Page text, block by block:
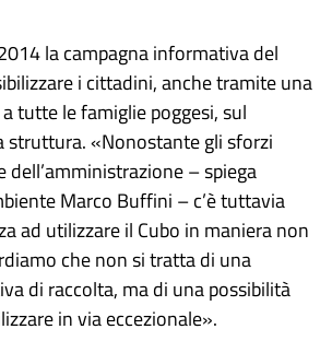
la campagna informativa del
i cittadini, anche tramite una
tutte le famiglie poggesi, sul
struttura. «Nonostante gli sforzi
dell’amministrazione – spiega
Marco Buffini – c’è tuttavia
ad utilizzare il Cubo in maniera non
che non si tratta di una
di raccolta, ma di una possibilità
in via eccezionale».